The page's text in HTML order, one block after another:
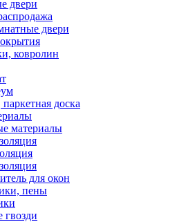
двери
двери
ковролин
доска
материалы
для окон
пены